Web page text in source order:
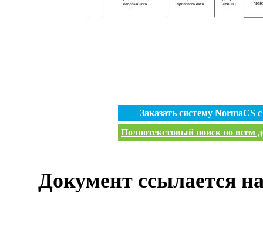
Заказать систему
Полнотекстовый поиск по всем
Документ ссылается